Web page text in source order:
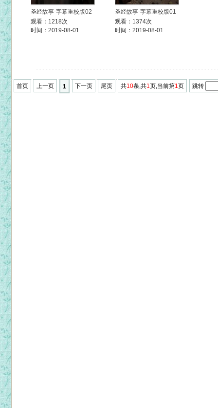
圣经故事-字幕重校版02
观看：1218次
时间：2019-08-01
圣经故事-字幕重校版01
观看：1374次
时间：2019-08-01
首页 上一页 1 下一页 尾页 共10条,共1页,当前第1页 跳转